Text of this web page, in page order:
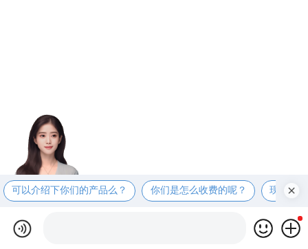
可以介绍下你们的产品么？ 你们是怎么收费的呢？ 现在有